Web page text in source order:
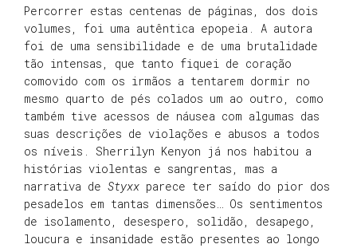
Percorrer estas centenas de páginas, dos dois
volumes, foi uma autêntica epopeia. A autora
foi de uma sensibilidade e de uma brutalidade
tão intensas, que tanto fiquei de coração
comovido com os irmãos a tentarem dormir no
mesmo quarto de pés colados um ao outro, como
também tive acessos de náusea com algumas das
suas descrições de violações e abusos a todos
os níveis. Sherrilyn Kenyon já nos habitou a
histórias violentas e sangrentas, mas a
narrativa de Styxx parece ter saído do pior dos
pesadelos em tantas dimensões… Os sentimentos
de isolamento, desespero, solidão, desapego,
loucura e insanidade estão presentes ao longo